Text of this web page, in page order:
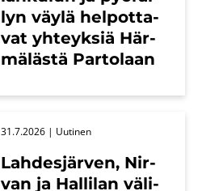
lyn väylä hel­pot­ta­
vat yh­teyk­siä Här­
mä­läs­tä Par­to­laan
Lah­des­jär­ven, Nir­
van ja Hal­li­lan vä­li­
31.7.2026 | Uu­ti­nen